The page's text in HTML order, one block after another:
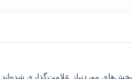
بخش‌های موردنیاز علامت‌گذاری شده‌اند